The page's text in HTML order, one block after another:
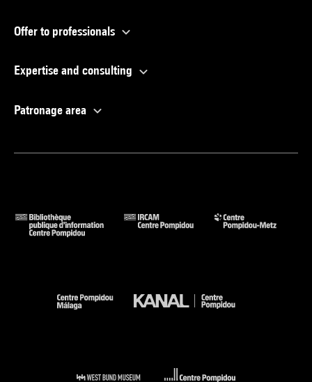
Offer to professionals
Expertise and consulting
Patronage area